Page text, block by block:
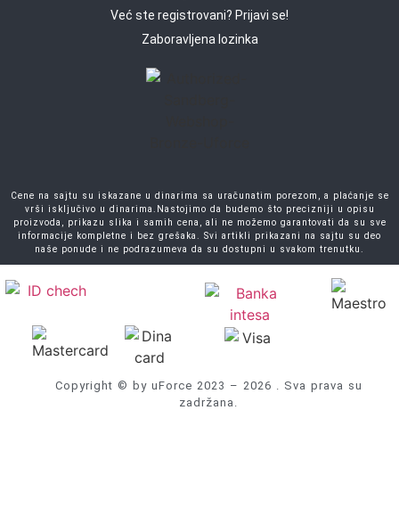
Već ste registrovani? Prijavi se!
Zaboravljena lozinka
Cene na sajtu su iskazane u dinarima sa uračunatim porezom, a plaćanje se
vrši isključivo u dinarima.Nastojimo da budemo što precizniji u opisu
proizvoda, prikazu slika i samih cena, ali ne možemo garantovati da su sve
informacije kompletne i bez grešaka. Svi artikli prikazani na sajtu su deo
naše ponude i ne podrazumeva da su dostupni u svakom trenutku.
Copyright © by uForce 2023 – 2026 . Sva prava su
zadržana.